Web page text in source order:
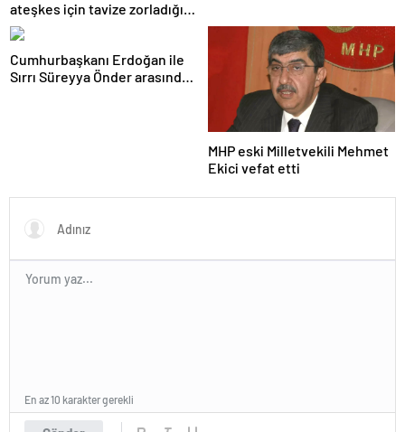
ateşkes için tavize zorladığı’
iddiasına yalanlama
Cumhurbaşkanı Erdoğan ile
Sırrı Süreyya Önder arasında
MHP eski Milletvekili Mehmet
Ekici vefat etti
En az 10 karakter gerekli